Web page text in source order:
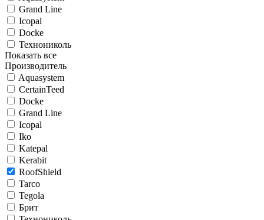
Grand Line
Icopal
Docke
Технониколь
Показать все
Производитель
Aquasystem
CertainTeed
Docke
Grand Line
Icopal
Iko
Katepal
Kerabit
RoofShield
Tarco
Tegola
Брит